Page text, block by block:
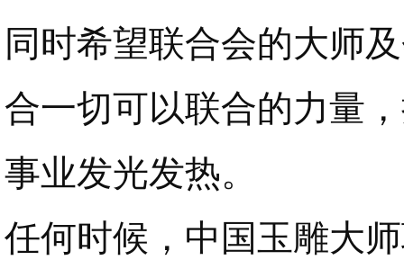
同时希望联合会的大师
合一切可以联合的力量
事业发光发热。
任何时候，中国玉雕大